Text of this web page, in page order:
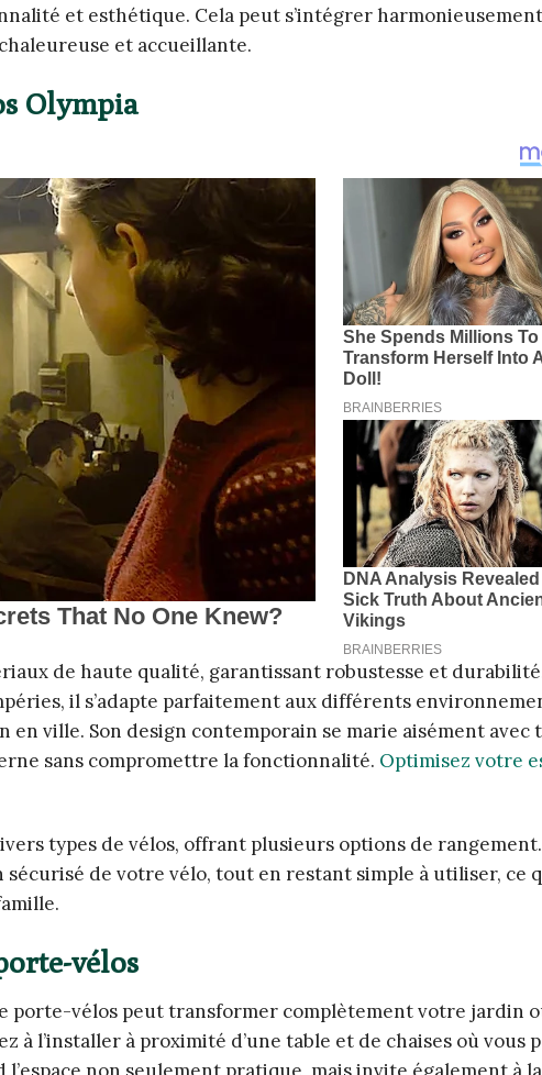
et esthétique. Cela peut s’intégrer
et accueillante.
Olympia
de haute qualité, garantissant robustesse et
il s’adapte parfaitement aux différents
en ville. Son design contemporain se marie aisément avec
sans compromettre la fonctionnalité. Optimisez votre
types de vélos, offrant plusieurs options de rangement.
de votre vélo, tout en restant simple à utiliser, ce
vélos
porte-vélos peut transformer complètement votre jardin
à l’installer à proximité d’une table et de chaises où vous
non seulement pratique, mais invite également à la